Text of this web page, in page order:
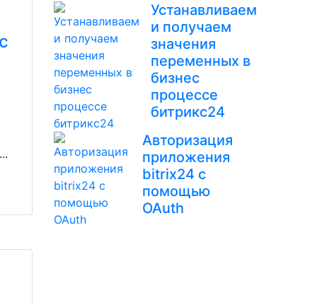
Устанавливаем
и получаем
значения
переменных в
бизнес
процессе
битрикс24
Авторизация
приложения
bitrix24 с
помощью
OAuth